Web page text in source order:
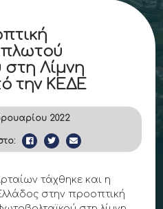
Λίμνη
την ΚΕΔΕ
2022
τάχθηκε και η
στην προοπτική